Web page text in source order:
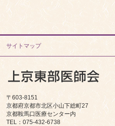
サイトマップ
〒603-8151
京都府京都市北区小山下総町27
京都鞍馬口医療センター内
TEL：075-432-6738